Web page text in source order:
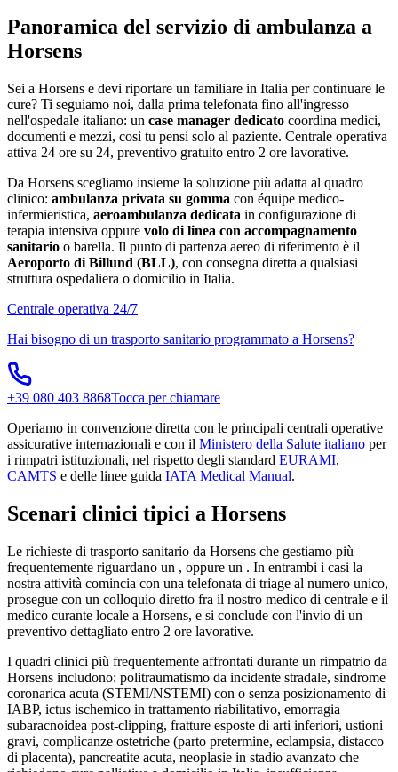
Panoramica del servizio di ambulanza a
Horsens
Sei a Horsens e devi riportare un familiare in Italia per continuare le
cure? Ti seguiamo noi, dalla prima telefonata fino all'ingresso
nell'ospedale italiano: un case manager dedicato coordina medici,
documenti e mezzi, così tu pensi solo al paziente. Centrale operativa
attiva 24 ore su 24, preventivo gratuito entro 2 ore lavorative.
Da Horsens scegliamo insieme la soluzione più adatta al quadro
clinico: ambulanza privata su gomma con équipe medico-
infermieristica, aeroambulanza dedicata in configurazione di
terapia intensiva oppure volo di linea con accompagnamento
sanitario o barella. Il punto di partenza aereo di riferimento è il
Aeroporto di Billund (BLL), con consegna diretta a qualsiasi
struttura ospedaliera o domicilio in Italia.
Centrale operativa 24/7
Hai bisogno di un trasporto sanitario programmato a Horsens?
+39 080 403 8868Tocca per chiamare
Operiamo in convenzione diretta con le principali centrali operative
assicurative internazionali e con il Ministero della Salute italiano per
i rimpatri istituzionali, nel rispetto degli standard EURAMI,
CAMTS e delle linee guida IATA Medical Manual.
Scenari clinici tipici a Horsens
Le richieste di trasporto sanitario da Horsens che gestiamo più
frequentemente riguardano un , oppure un . In entrambi i casi la
nostra attività comincia con una telefonata di triage al numero unico,
prosegue con un colloquio diretto fra il nostro medico di centrale e il
medico curante locale a Horsens, e si conclude con l'invio di un
preventivo dettagliato entro 2 ore lavorative.
I quadri clinici più frequentemente affrontati durante un rimpatrio da
Horsens includono: politraumatismo da incidente stradale, sindrome
coronarica acuta (STEMI/NSTEMI) con o senza posizionamento di
IABP, ictus ischemico in trattamento riabilitativo, emorragia
subaracnoidea post-clipping, fratture esposte di arti inferiori, ustioni
gravi, complicanze ostetriche (parto pretermine, eclampsia, distacco
di placenta), pancreatite acuta, neoplasie in stadio avanzato che